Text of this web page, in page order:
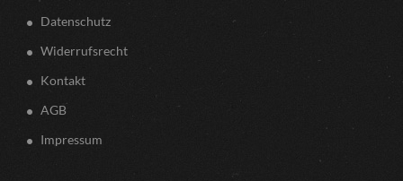
Datenschutz
Widerrufsrecht
Kontakt
AGB
Impressum